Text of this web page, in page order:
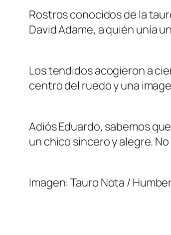
Rostros conocidos de la
David Adame, a quién unía
Los tendidos acogieron a
centro del ruedo y una
Adiós Eduardo, sabemos
un chico sincero y alegre.
Imagen: Tauro Nota /